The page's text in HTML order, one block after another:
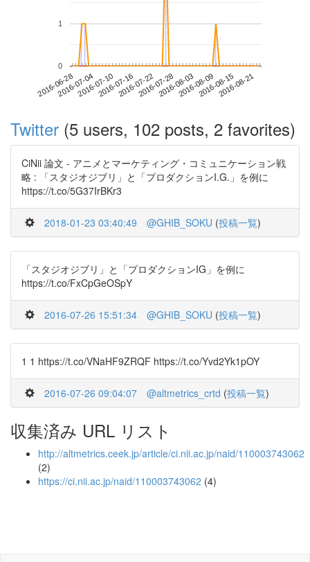
2016-06-282016-07-042016-07-102016-07-162016-07-222016-07-282016-08-032016-08-092016-08-152016-08-21
0
1
Twitter (5 users, 102 posts, 2 favorites)
CiNii 論文 - アニメとマーケティング・コミュニケーション戦
略 : 「スタジオジブリ」と「プロダクションI.G.」を例に
https://t.co/5G37IrBKr3
2018-01-23 03:40:49 @GHIB_SOKU (投稿一覧)
「スタジオジブリ」と「プロダクションIG」を例に
https://t.co/FxCpGeOSpY
2016-07-26 15:51:34 @GHIB_SOKU (投稿一覧)
1 1 https://t.co/VNaHF9ZRQF https://t.co/Yvd2Yk1pOY
2016-07-26 09:04:07 @altmetrics_crtd (投稿一覧)
収集済み URL リスト
http://altmetrics.ceek.jp/article/ci.nii.ac.jp/naid/110003743062
(2)
https://ci.nii.ac.jp/naid/110003743062 (4)